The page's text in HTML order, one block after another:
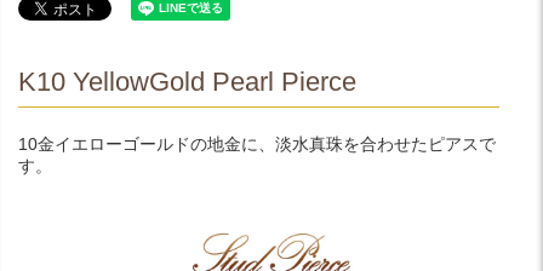
K10 YellowGold Pearl Pierce
10金イエローゴールドの地金に、淡水真珠を合わせたピアスで
す。